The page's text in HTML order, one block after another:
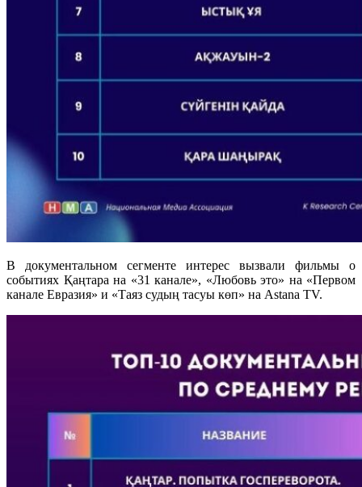
В документальном сегменте интерес вызвали фильмы о
событиях Қаңтара на «31 канале», «Любовь это» на «Первом
канале Евразия» и «Таяз судың тасуы көп» на Astana TV.